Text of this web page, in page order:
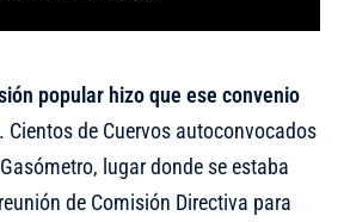
popular hizo que ese convenio
. Cientos de Cuervos autoconvocados
lugar donde se estaba
de Comisión Directiva para